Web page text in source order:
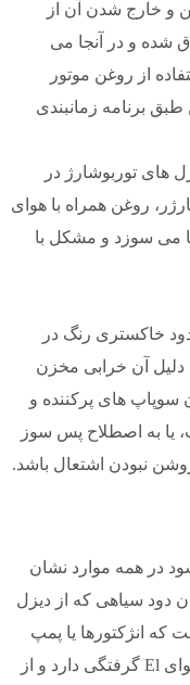
و خارج شدن آن از
شده و در آنجا می
از روغن موتور
برنامه زمانبندی
های توربوشارژ در
روغن همراه با هوای
می سوزد و مشکل با
خاکستری رنگ در
دلیل آن خرابی مخزن
های پرکننده و
به اصطلاح پس سوز
نبودن اشتعال باشد.
در همه موارد نشان
دود سیاهی که از دیزل
که انژکتورها یا پمپ
انژکتور کمی تنظیم نشده است. یا فیلتر هوای El گرفتگی دارد و از